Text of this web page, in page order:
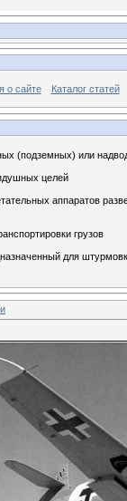
о сайте Каталог статей
(подземных) или
целей
аппаратов
грузов
для